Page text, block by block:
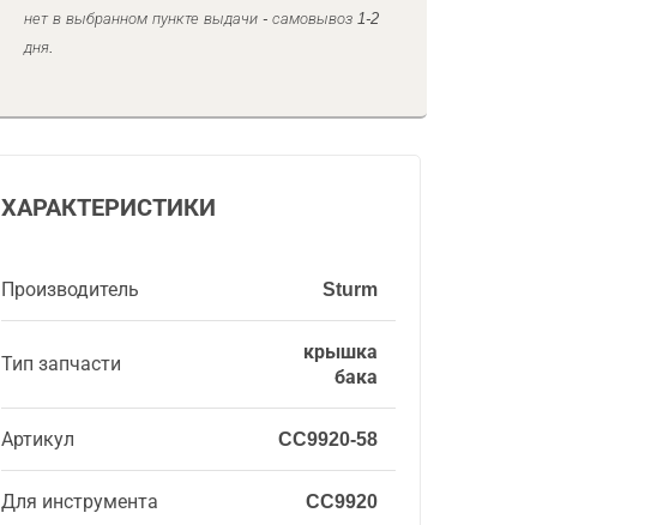
нет в выбранном пункте выдачи - самовывоз 1-2
дня.
ХАРАКТЕРИСТИКИ
Производитель Sturm
Тип запчасти
крышка
бака
Артикул CC9920-58
Для инструмента CC9920